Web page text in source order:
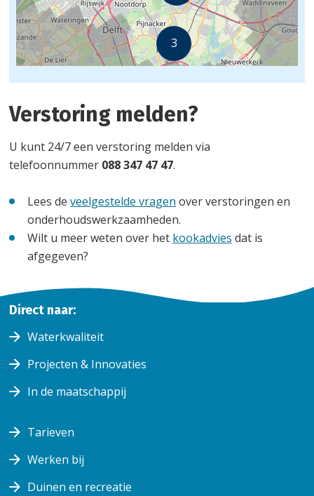
©OpenStreetMapcontributors.
Verstoring melden?
U kunt 24/7 een verstoring melden via
telefoonnummer 088 347 47 47.
Lees de veelgestelde vragen over verstoringen en
onderhoudswerkzaamheden.
Wilt u meer weten over het kookadvies dat is
afgegeven?
Home
Storing
en
onderhoud
Storing
en
Direct naar:
Waterkwaliteit
Projecten & Innovaties
In de maatschappij
Tarieven
Werken bij
Duinen en recreatie